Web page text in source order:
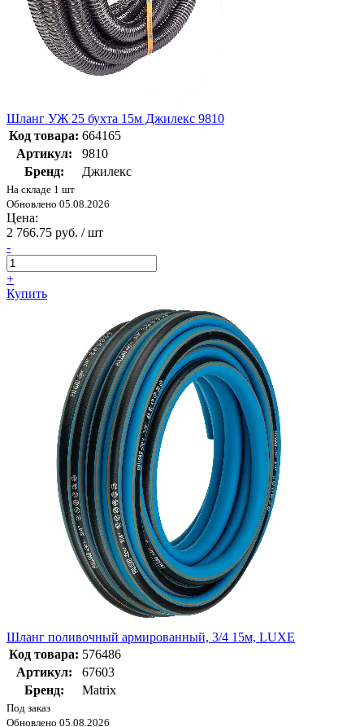
Шланг УЖ 25 бухта 15м Джилекс 9810
Код товара: 664165
Артикул:
9810
Бренд:
Джилекс
На складе 1 шт
Обновлено 05.08.2026
Цена:
2 766.75 руб. / шт
-
+
Купить
Шланг поливочный армированный, 3/4 15м, LUXE
Код товара: 576486
Артикул:
67603
Бренд:
Matrix
Под заказ
Обновлено 05.08.2026